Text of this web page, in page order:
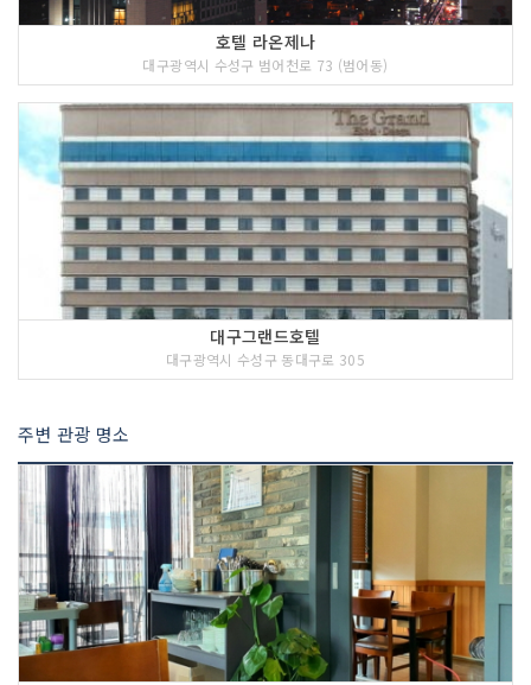
호텔 라온제나
대구광역시 수성구 범어천로 73 (범어동)
대구그랜드호텔
대구광역시 수성구 동대구로 305
주변 관광 명소